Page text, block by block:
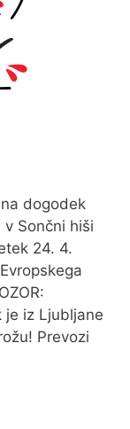
dogodek
Sončni hiši
24. 4.
je iz Ljubljane
Prevozi